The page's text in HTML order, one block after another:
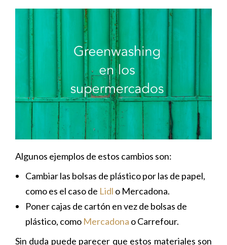
Algunos ejemplos de estos cambios son:
Cambiar las bolsas de plástico por las de papel,
como es el caso de Lidl o Mercadona.
Poner cajas de cartón en vez de bolsas de
plástico, como Mercadona o Carrefour.
Sin duda puede parecer que estos materiales son